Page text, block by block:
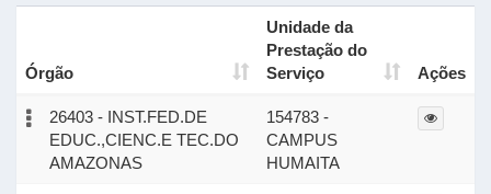
filtros
Órgão
Unidade da
Prestação do
Serviço
Ações
26403 - INST.FED.DE
EDUC.,CIENC.E TEC.DO
AMAZONAS
154783 -
CAMPUS
HUMAITA